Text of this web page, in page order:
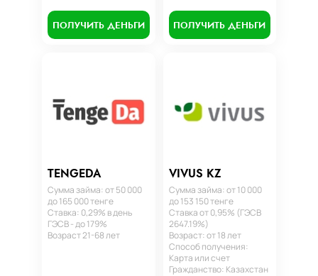
ПОЛУЧИТЬ ДЕНЬГИ ПОЛУЧИТЬ ДЕНЬГИ
TENGEDA
Сумма займа: от 50 000
до 165 000 тенге
Ставка: 0,29% в день
ГЭСВ - до 179%
Возраст 21-68 лет
VIVUS KZ
Сумма займа: от 10 000
до 153 150 тенге
Ставка от 0,95% (ГЭСВ
2647.19%)
Возраст: от 18 лет
Способ получения:
Карта или счет
Гражданство: Казахстан